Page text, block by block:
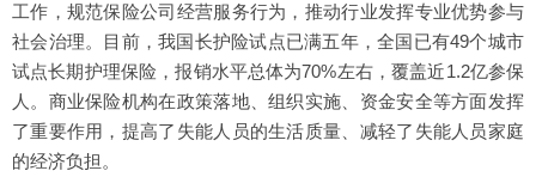
工作，规范保险公司经营服务行为，推动行业发挥专业优势参与
社会治理。目前，我国长护险试点已满五年，全国已有49个城市
试点长期护理保险，报销水平总体为70%左右，覆盖近1.2亿参保
人。商业保险机构在政策落地、组织实施、资金安全等方面发挥
了重要作用，提高了失能人员的生活质量、减轻了失能人员家庭
的经济负担。